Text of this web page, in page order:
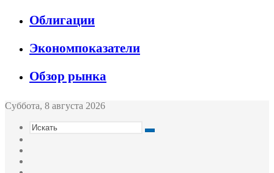
Облигации
Экономпоказатели
Обзор рынка
Суббота, 8 августа 2026
Искать